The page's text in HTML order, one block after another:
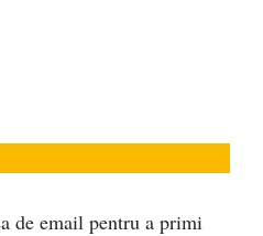
de email pentru a primi